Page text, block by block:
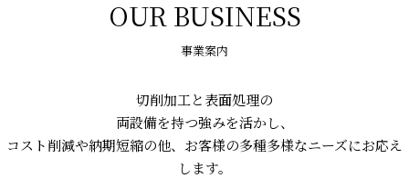
OUR BUSINESS
事業案内
切削加工と表面処理の
両設備を持つ強みを活かし、
コスト削減や納期短縮の他、お客様の多種多様なニーズにお応え
します。